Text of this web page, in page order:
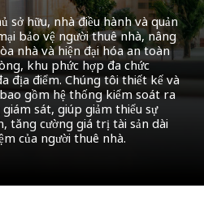
sở hữu, nhà điều hành và quản
bảo vệ người thuê nhà, nâng
nhà và hiện đại hóa an toàn
khu phức hợp đa chức
địa điểm. Chúng tôi thiết kế và
gồm hệ thống kiểm soát ra
sát, giúp giảm thiểu sự
tăng cường giá trị tài sản dài
của người thuê nhà.